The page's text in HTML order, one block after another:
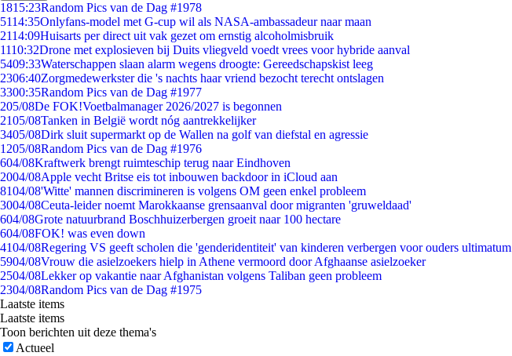
1815:23Random Pics van de Dag #1978
5114:35Onlyfans-model met G-cup wil als NASA-ambassadeur naar maan
2114:09Huisarts per direct uit vak gezet om ernstig alcoholmisbruik
1110:32Drone met explosieven bij Duits vliegveld voedt vrees voor hybride aanval
5409:33Waterschappen slaan alarm wegens droogte: Gereedschapskist leeg
2306:40Zorgmedewerkster die 's nachts haar vriend bezocht terecht ontslagen
3300:35Random Pics van de Dag #1977
205/08De FOK!Voetbalmanager 2026/2027 is begonnen
2105/08Tanken in België wordt nóg aantrekkelijker
3405/08Dirk sluit supermarkt op de Wallen na golf van diefstal en agressie
1205/08Random Pics van de Dag #1976
604/08Kraftwerk brengt ruimteschip terug naar Eindhoven
2004/08Apple vecht Britse eis tot inbouwen backdoor in iCloud aan
8104/08'Witte' mannen discrimineren is volgens OM geen enkel probleem
3004/08Ceuta-leider noemt Marokkaanse grensaanval door migranten 'gruweldaad'
604/08Grote natuurbrand Boschhuizerbergen groeit naar 100 hectare
604/08FOK! was even down
4104/08Regering VS geeft scholen die 'genderidentiteit' van kinderen verbergen voor ouders ultimatum
5904/08Vrouw die asielzoekers hielp in Athene vermoord door Afghaanse asielzoeker
2504/08Lekker op vakantie naar Afghanistan volgens Taliban geen probleem
2304/08Random Pics van de Dag #1975
Laatste items
Laatste items
Toon berichten uit deze thema's
Actueel